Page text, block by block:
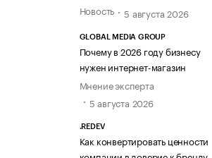
Новость
5 августа 2026
GLOBAL MEDIA GROUP
Почему в 2026 году бизнесу
нужен интернет-магазин
Мнение эксперта
5 августа 2026
.REDEV
Как конвертировать ценности